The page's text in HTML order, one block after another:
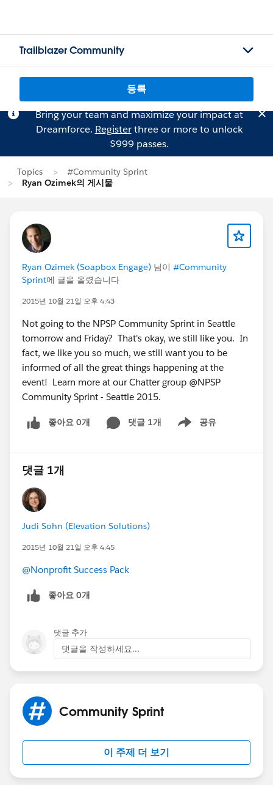
Trailblazer Community
등록
Bring your team and maximize your impact at
Dreamforce. Registerthree or more to unlock
$999 passes.
Topics
#Community Sprint
Ryan Ozimek의 게시물
Ryan Ozimek (Soapbox Engage) 님이 #Community
Sprint에 글을 올렸습니다
2015년 10월 21일 오후 4:43
Not going to the NPSP Community Sprint in Seattle
tomorrow and Friday? That's okay, we still like you. In
fact, we like you so much, we still want you to be
informed of all the great things happening at the
event! Learn more at our Chatter group @NPSP
Community Sprint - Seattle 2015.
좋아요 0개 댓글 1개 공유
Show menu
댓글 1개
Judi Sohn (Elevation Solutions)
2015년 10월 21일 오후 4:45
@Nonprofit Success Pack
좋아요 0개
댓글 추가
댓글을 작성하세요...
Community Sprint
이 주제 더 보기